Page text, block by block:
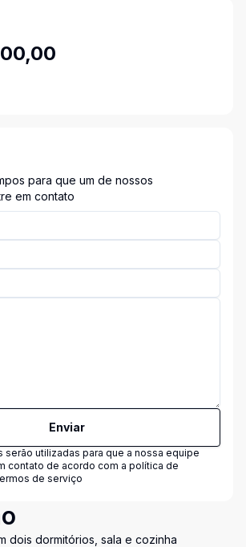
para que um de nossos
em contato
Enviar
serão utilizadas para que a nossa equipe
contato de acordo com a política de
de serviço
dois dormitórios, sala e cozinha